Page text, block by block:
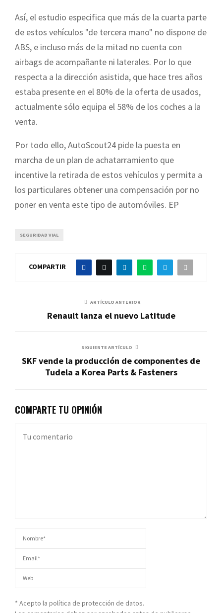
Así, el estudio especifica que más de la cuarta parte
de estos vehículos "de tercera mano" no dispone de
ABS, e incluso más de la mitad no cuenta con
airbags de acompañante ni laterales. Por lo que
respecta a la dirección asistida, que hace tres años
estaba presente en el 80% de la oferta de usados,
actualmente sólo equipa el 58% de los coches a la
venta.
Por todo ello, AutoScout24 pide la puesta en
marcha de un plan de achatarramiento que
incentive la retirada de estos vehículos y permita a
los particulares obtener una compensación por no
poner en venta este tipo de automóviles. EP
SEGURIDAD VIAL
COMPARTIR
ARTÍCULO ANTERIOR
Renault lanza el nuevo Latitude
SIGUIENTE ARTÍCULO
SKF vende la producción de componentes de
Tudela a Korea Parts & Fasteners
COMPARTE TU OPINIÓN
* Acepto la política de protección de datos.